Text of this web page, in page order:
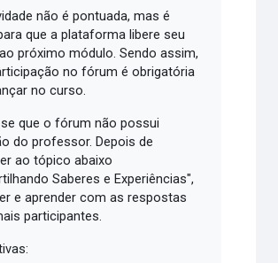
não é pontuada, mas é
que a plataforma libere seu
próximo módulo. Sendo assim,
no fórum é obrigatória
no curso.
que o fórum não possui
do professor. Depois de
ao tópico abaixo
Saberes e Experiências",
e aprender com as respostas
participantes.